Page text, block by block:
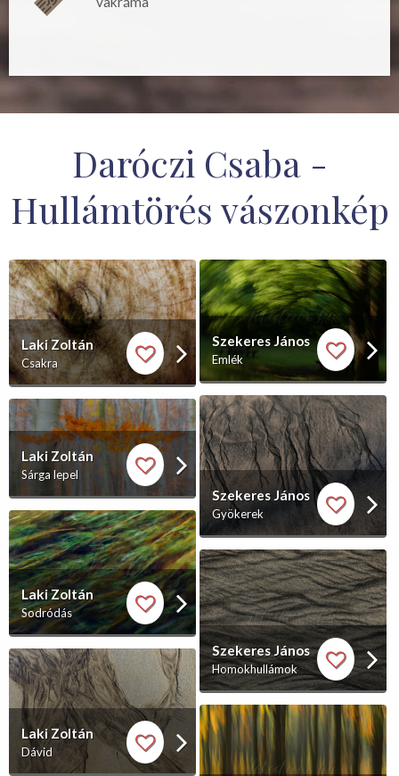
Daróczi Csaba -
Hullámtörés vászonkép
Laki Zoltán
Csakra
Laki Zoltán
Sárga lepel
Laki Zoltán
Sodródás
Laki Zoltán
Dávid
Szekeres János
Emlék
Szekeres János
Gyökerek
Szekeres János
Homokhullámok